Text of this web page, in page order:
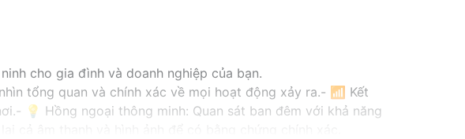
cho gia đình và doanh nghiệp của bạn.
tổng quan và chính xác về mọi hoạt động xảy ra.- 📶 Kết
💡 Hồng ngoại thông minh: Quan sát ban đêm với khả năng